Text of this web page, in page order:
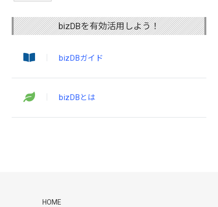
bizDBを有効活用しよう！
bizDBガイド
bizDBとは
HOME